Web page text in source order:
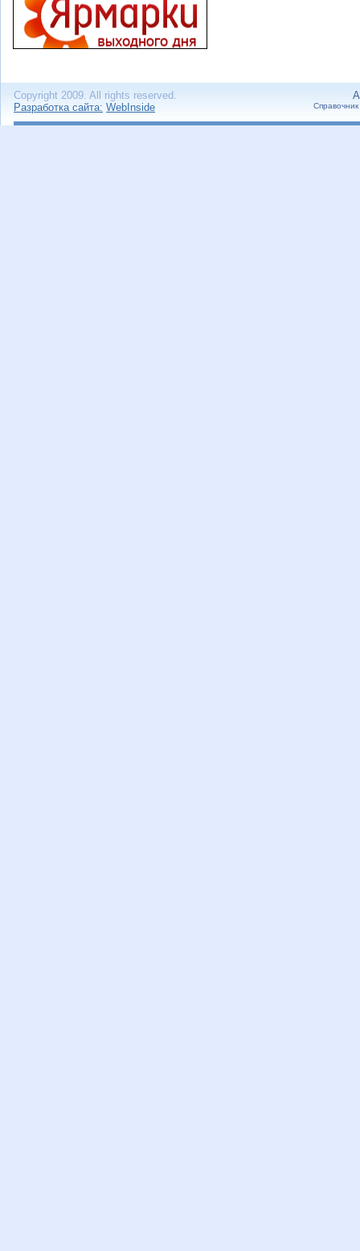
Copyright 2009. All rights reserved.
Разработка сайта: WebInside